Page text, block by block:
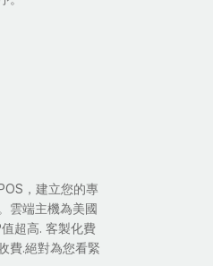
，建立您的專
雲端主機為美國
超高. 客製化費
費.絕對為您看緊